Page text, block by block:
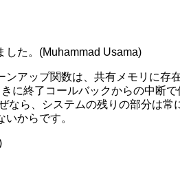
した。(Muhammad Usama)
アップ関数は、共有メモリに存
に終了コールバックからの中断
ら、システムの残りの部分は
からです。